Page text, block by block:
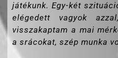
játékunk. Egy-két
elégedett vagyok
visszakaptam a mai
a srácokat, szép munka